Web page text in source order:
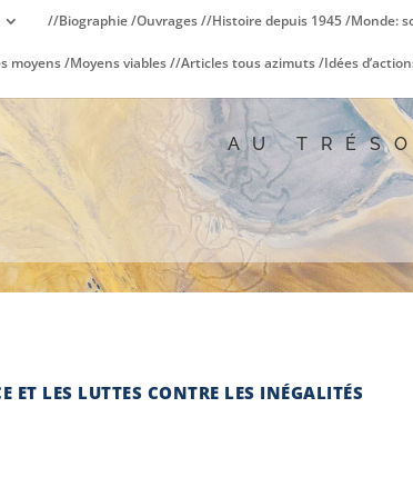
//Biographie /Ouvrages //Histoire depuis 1945 /Monde:
moyens /Moyens viables //Articles tous azimuts /Idées
AU
ET LES LUTTES CONTRE LES INÉGALITÉS